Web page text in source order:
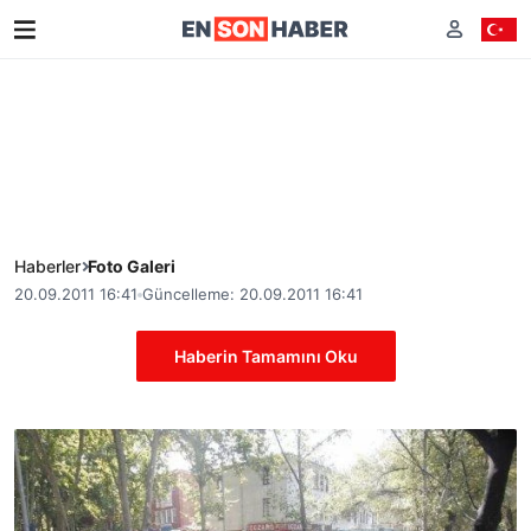
Haberler Foto Galeri
20.09.2011 16:41 Güncelleme: 20.09.2011 16:41
Haberin Tamamını Oku